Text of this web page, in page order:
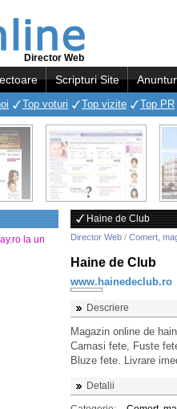
Director Web
Scripturi Site
Top voturi Top vizite Top PR
la un
Haine de Club
Director Web / Comert,
Haine de Club
www.hainedeclub.ro
Descriere
Magazin online de
Camasi fete, Fuste
Bluze fete. Livrare
Detalii